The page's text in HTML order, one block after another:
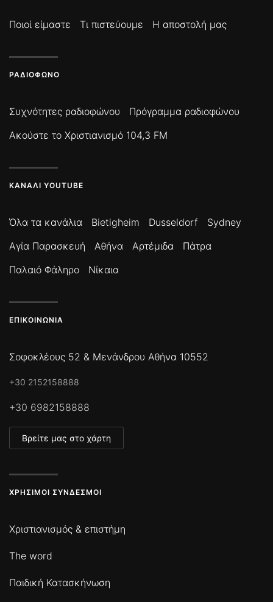
Ποιοί είμαστε Τι πιστεύουμε Η αποστολή μας
ΡΑΔΙΌΦΩΝΟ
Συχνότητες ραδιοφώνου
Πρόγραμμα ραδιοφώνου
Ακούστε το Χριστιανισμό 104,3 FM
ΚΑΝΆΛΙ YOUTUBE
Όλα τα κανάλια Bietigheim Dusseldorf
Sydney
Αγία Παρασκευή
Αθήνα Αρτέμιδα
Πάτρα
Παλαιό Φάληρο
Νίκαια
ΕΠΙΚΟΙΝΩΝΊΑ
Σοφοκλέους 52 & Μενάνδρου Αθήνα 10552
+30 2152158888
+30 6982158888
Βρείτε μας στο χάρτη
ΧΡΉΣΙΜΟΙ ΣΎΝΔΕΣΜΟΙ
Χριστιανισμός & επιστήμη
The word
Παιδική Κατασκήνωση